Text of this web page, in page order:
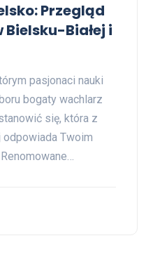
Przegląd
Bielsku-Białej i
pasjonaci nauki
bogaty wachlarz
się, która z
Twoim